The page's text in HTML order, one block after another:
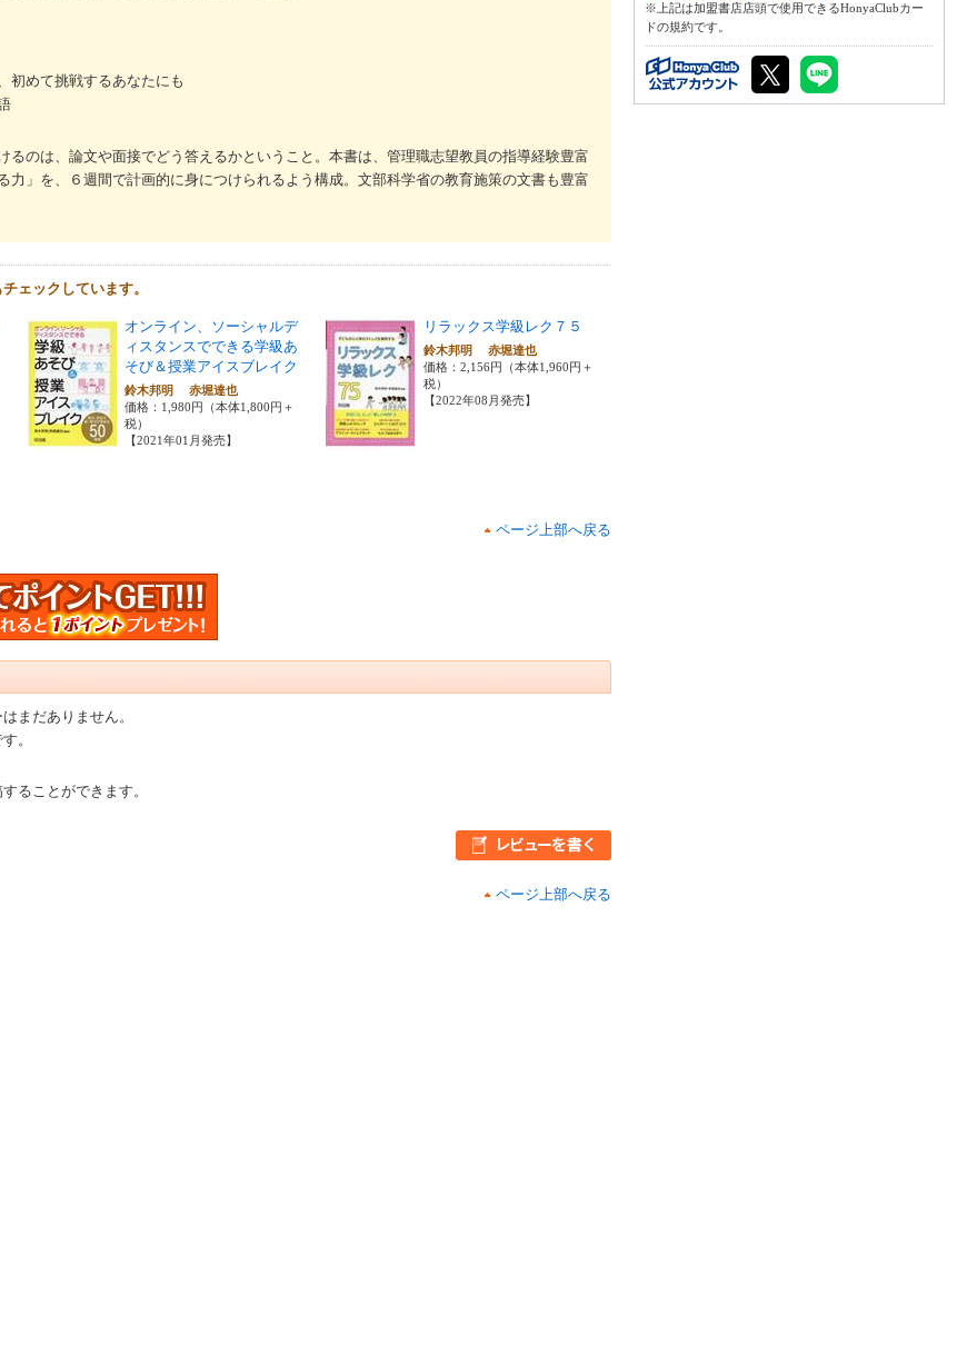
めて挑戦するあなたにも
るのは、論文や面接でどう答えるかということ。本書は、管理職志望教員の指導経験豊富
力」を、６週間で計画的に身につけられるよう構成。文部科学省の教育施策の文書も豊富
ェックしています。
オンライン、ソーシャルデ
ィスタンスでできる学級あ
そび＆授業アイスブレイク
鈴木邦明 赤堀達也
価格：1,980円（本体1,800円＋
税）
【2021年01月発売】
リラックス学級レク７５
鈴木邦明 赤堀達也
価格：2,156円（本体1,960円＋
税）
【2022年08月発売】
ページ上部へ戻る
まだありません。
。
ることができます。
ページ上部へ戻る
※上記は加盟書店店頭で使用できるHonyaClubカー
ドの規約です。